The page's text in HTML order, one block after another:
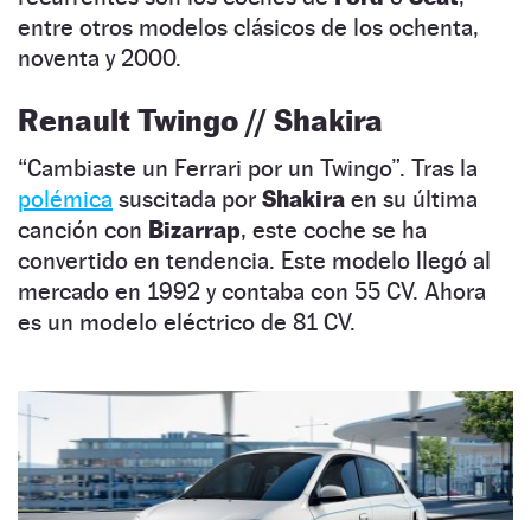
entre otros modelos clásicos de los ochenta,
noventa y 2000.
Renault Twingo // Shakira
“Cambiaste un Ferrari por un Twingo”. Tras la
polémica suscitada por Shakira en su última
canción con Bizarrap, este coche se ha
convertido en tendencia. Este modelo llegó al
mercado en 1992 y contaba con 55 CV. Ahora
es un modelo eléctrico de 81 CV.